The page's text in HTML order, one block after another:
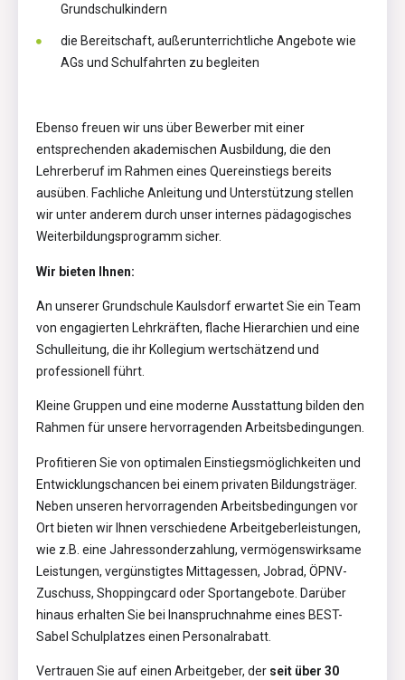
Grundschulkindern
die Bereitschaft, außerunterrichtliche Angebote wie
AGs und Schulfahrten zu begleiten
Ebenso freuen wir uns über Bewerber mit einer
entsprechenden akademischen Ausbildung, die den
Lehrerberuf im Rahmen eines Quereinstiegs bereits
ausüben. Fachliche Anleitung und Unterstützung stellen
wir unter anderem durch unser internes pädagogisches
Weiterbildungsprogramm sicher.
Wir bieten Ihnen:
An unserer Grundschule Kaulsdorf erwartet Sie ein Team
von engagierten Lehrkräften, flache Hierarchien und eine
Schulleitung, die ihr Kollegium wertschätzend und
professionell führt.
Kleine Gruppen und eine moderne Ausstattung bilden den
Rahmen für unsere hervorragenden Arbeitsbedingungen.
Profitieren Sie von optimalen Einstiegsmöglichkeiten und
Entwicklungschancen bei einem privaten Bildungsträger.
Neben unseren hervorragenden Arbeitsbedingungen vor
Ort bieten wir Ihnen verschiedene Arbeitgeberleistungen,
wie z.B. eine Jahressonderzahlung, vermögenswirksame
Leistungen, vergünstigtes Mittagessen, Jobrad, ÖPNV-
Zuschuss, Shoppingcard oder Sportangebote. Darüber
hinaus erhalten Sie bei Inanspruchnahme eines BEST-
Sabel Schulplatzes einen Personalrabatt.
Vertrauen Sie auf einen Arbeitgeber, der seit über 30